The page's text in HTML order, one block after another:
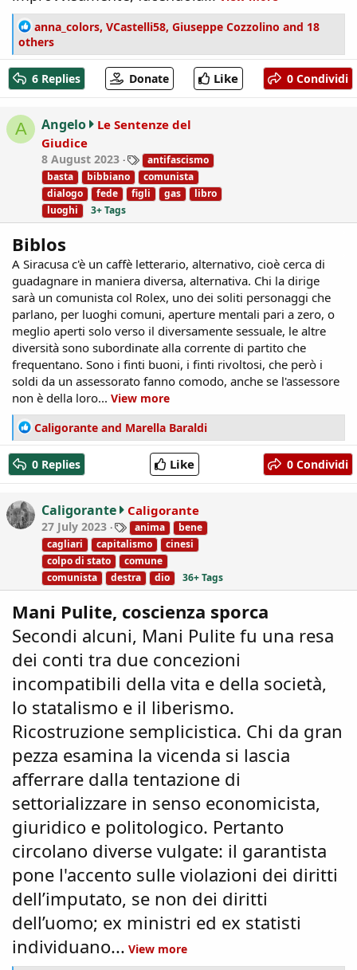
R
e
a
c
t
i
n
anna_colors, VCastelli58, Giuseppe Cozzolino and 18
others
6 Replies Donate Like 0 Condividi
A Angelo
Le Sentenze del
Giudice
8 August 2023
T
a
g
s
antifascismo
basta
bibbiano
comunista
dialogo
fede figli gas
libro
luoghi
3+ Tags
Biblos
A Siracusa c'è un caffè letterario, alternativo, cioè cerca di
guadagnare in maniera diversa, alternativa. Chi la dirige
sarà un comunista col Rolex, uno dei soliti personaggi che
parlano, per luoghi comuni, aperture mentali pari a zero, o
meglio aperti solo verso il diversamente sessuale, le altre
diversità sono subordinate alla corrente di partito che
frequentano. Sono i finti buoni, i finti rivoltosi, che però i
soldi da un assessorato fanno comodo, anche se l'assessore
non è della loro... View more
R
e
a
c
t
o
Caligorante and Marella Baraldi
0 Replies Like 0 Condividi
Caligorante Caligorante
27 July 2023
T
a
g
s
anima
bene
cagliari
capitalismo
cinesi
colpo di stato
comune
comunista
destra dio 36+ Tags
Mani Pulite, coscienza sporca
Secondi alcuni, Mani Pulite fu una resa
dei conti tra due concezioni
incompatibili della vita e della società,
lo statalismo e il liberismo.
Ricostruzione semplicistica. Chi da gran
pezza esamina la vicenda si lascia
afferrare dalla tentazione di
settorializzare in senso economicista,
giuridico e politologico. Pertanto
circolano diverse vulgate: il garantista
pone l'accento sulle violazioni dei diritti
dell’imputato, se non dei diritti
dell’uomo; ex ministri ed ex statisti
individuano... View more